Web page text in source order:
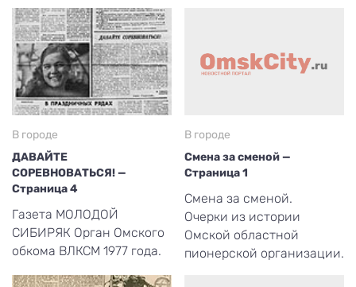
В городе
ДАВАЙТЕ
СОРЕВНОВАТЬСЯ! —
Страница 4
Газета МОЛОДОЙ
СИБИРЯК Орган Омского
обкома ВЛКСМ 1977 года.
В городе
Смена за сменой —
Страница 1
Смена за сменой.
Очерки из истории
Омской областной
пионерской организации.